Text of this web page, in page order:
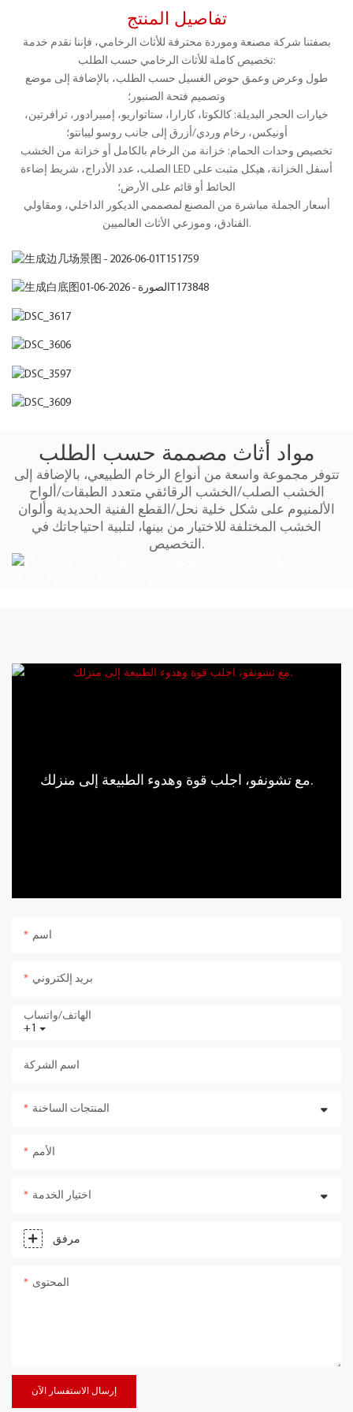
تفاصيل المنتج
بصفتنا شركة مصنعة وموردة محترفة للأثاث الرخامي، فإننا نقدم خدمة
تخصيص كاملة للأثاث الرخامي حسب الطلب:
طول وعرض وعمق حوض الغسيل حسب الطلب، بالإضافة إلى موضع
وتصميم فتحة الصنبور؛
خيارات الحجر البديلة: كالكوتا، كارارا، ستاتواريو، إمبيرادور، ترافرتين،
أونيكس، رخام وردي/أزرق إلى جانب روسو ليبانتو؛
تخصيص وحدات الحمام: خزانة من الرخام بالكامل أو خزانة من الخشب
الصلب، عدد الأدراج، شريط إضاءة LED أسفل الخزانة، هيكل مثبت على
الحائط أو قائم على الأرض؛
أسعار الجملة مباشرة من المصنع لمصممي الديكور الداخلي، ومقاولي
الفنادق، وموزعي الأثاث العالميين.
مواد أثاث مصممة حسب الطلب
تتوفر مجموعة واسعة من أنواع الرخام الطبيعي، بالإضافة إلى
الخشب الصلب/الخشب الرقائقي متعدد الطبقات/ألواح
الألمنيوم على شكل خلية نحل/القطع الفنية الحديدية وألوان
الخشب المختلفة للاختيار من بينها، لتلبية احتياجاتك في
التخصيص.
مع تشونفو، اجلب قوة وهدوء الطبيعة إلى منزلك.
اسم
بريد إلكتروني
+1
الهاتف/واتساب
اسم الشركة
المنتجات الساخنة
الأمم
اختيار الخدمة
مرفق
المحتوى
إرسال الاستفسار الآن